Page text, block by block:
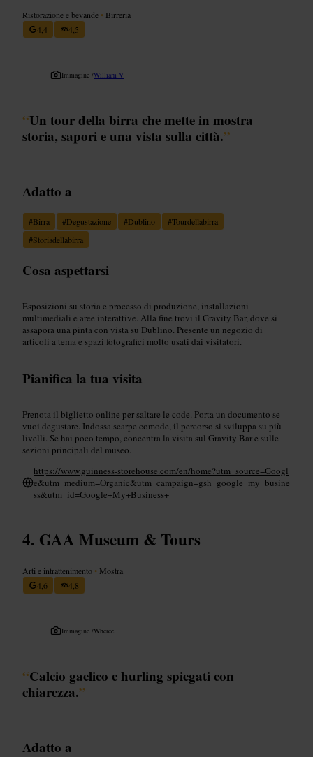
Ristorazione e bevande • Birreria
4,4
4,5
Immagine /William V
“Un tour della birra che mette in mostra
storia, sapori e una vista sulla città.”
Adatto a
#Birra #Degustazione #Dublino #Tourdellabirra
#Storiadellabirra
Cosa aspettarsi
Esposizioni su storia e processo di produzione, installazioni
multimediali e aree interattive. Alla fine trovi il Gravity Bar, dove si
assapora una pinta con vista su Dublino. Presente un negozio di
articoli a tema e spazi fotografici molto usati dai visitatori.
Pianifica la tua visita
Prenota il biglietto online per saltare le code. Porta un documento se
vuoi degustare. Indossa scarpe comode, il percorso si sviluppa su più
livelli. Se hai poco tempo, concentra la visita sul Gravity Bar e sulle
sezioni principali del museo.
https://www.guinness-storehouse.com/en/home?utm_source=Googl
e&utm_medium=Organic&utm_campaign=gsh_google_my_busine
ss&utm_id=Google+My+Business+
GAA Museum & Tours
Arti e intrattenimento • Mostra
4,6
4,8
Immagine /Wheree
“Calcio gaelico e hurling spiegati con
chiarezza.”
Adatto a